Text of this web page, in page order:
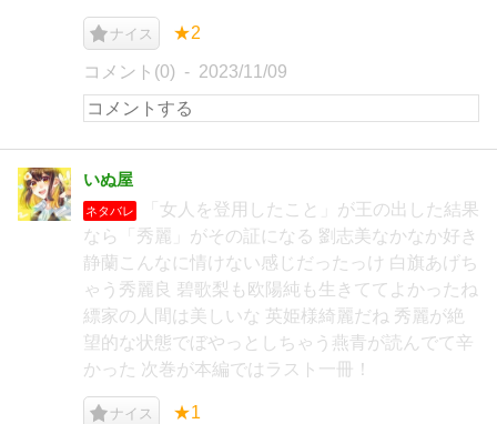
ナイス ★2
コメント(0) 2023/11/09
いぬ屋
ネタバレ
「女人を登用したこと」が王の出した結果
なら「秀麗」がその証になる 劉志美なかなか好き
静蘭こんなに情けない感じだったっけ 白旗あげち
ゃう秀麗良 碧歌梨も欧陽純も生きててよかったね
縹家の人間は美しいな 英姫様綺麗だね 秀麗が絶
望的な状態でぼやっとしちゃう燕青が読んでて辛
かった 次巻が本編ではラスト一冊！
ナイス ★1